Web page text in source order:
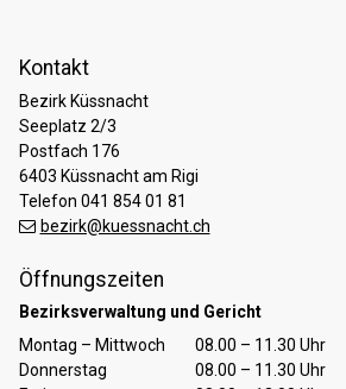
Kontakt
Bezirk Küssnacht
Seeplatz 2/3
Postfach 176
6403 Küssnacht am Rigi
Telefon 041 854 01 81
bezirk@kuessnacht.ch
Öffnungszeiten
Bezirksverwaltung und Gericht
TagÖffnungszeiten Vormittag
Montag – Mittwoch 08.00 – 11.30 Uhr
Donnerstag
08.00 – 11.30 Uhr